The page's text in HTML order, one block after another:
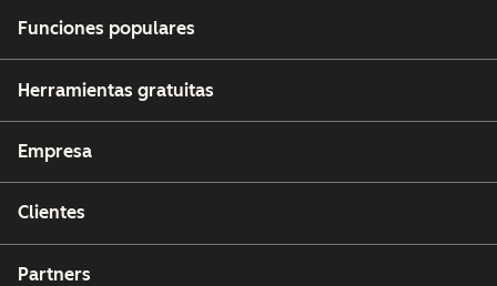
Funciones populares
Herramientas gratuitas
Empresa
Clientes
Partners